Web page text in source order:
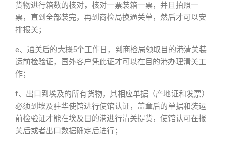
货物进行箱数的核对，核对一票装箱一票，并且拍照一
票，直到全部装完，再到商检局换通关单，然后才可以安
排报关；
e、通关后的大概5个工作日，到商检局领取目的港清关装
运前检验证，国外客户凭此证才可以在目的港办理清关工
作；
f、出口到埃及的所有货物，其相应单据（产地证和发票）
必须到埃及驻华使馆进行使馆认证，盖章后的单据和装运
前检验证才能在埃及目的港进行清关提货，使馆认可在报
关后或者出口数据确定后进行；